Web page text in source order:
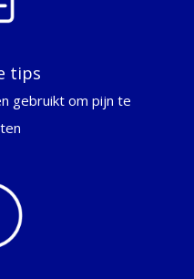
tips
gebruikt om pijn te